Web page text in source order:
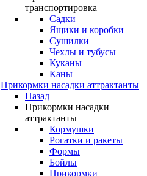
транспортировка
Садки
Ящики и коробки
Сушилки
Чехлы и тубусы
Куканы
Каны
Прикормки насадки аттрактанты
Назад
Прикормки насадки
аттрактанты
Кормушки
Рогатки и ракеты
Формы
Бойлы
Прикормки